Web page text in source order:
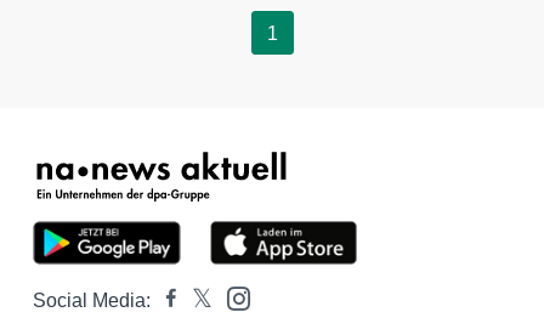
1
Social Media: